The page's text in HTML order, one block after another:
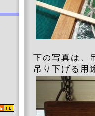
下の写真は、
吊り下げる用